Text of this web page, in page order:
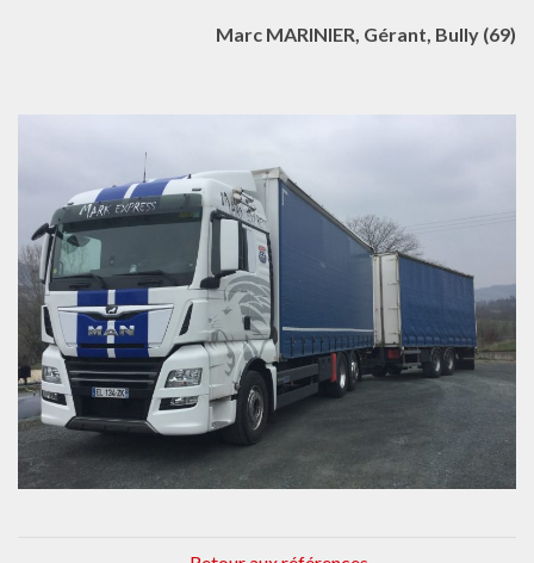
Marc MARINIER, Gérant, Bully (69)